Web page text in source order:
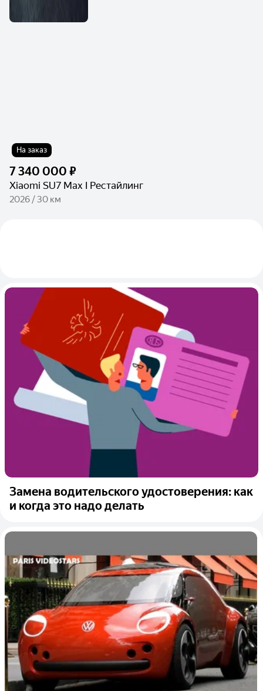
На заказ
7 340 000 ₽
Xiaomi SU7 Max I Рестайлинг
2026 / 30 км
Замена водительского удостоверения: как
и когда это надо делать